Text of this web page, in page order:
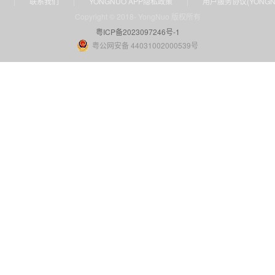
粤ICP备2023097246号-1
粤公网安备 44031002000539号